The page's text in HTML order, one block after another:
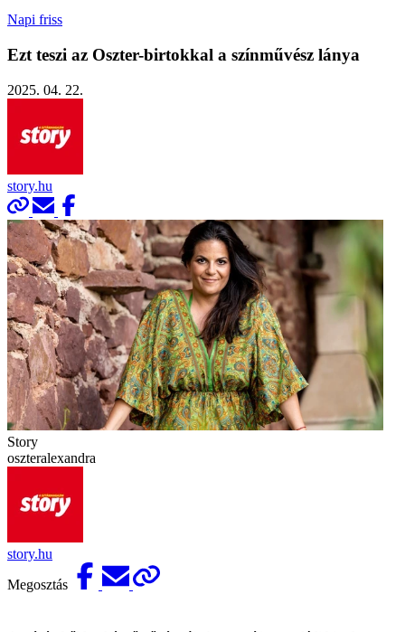
Napi friss
Ezt teszi az Oszter-birtokkal a színművész lánya
2025. 04. 22.
story.hu
Story
oszteralexandra
story.hu
Megosztás